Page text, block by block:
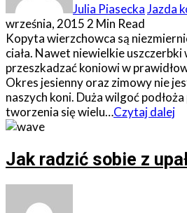
Julia PiaseckaJazda
września, 2015 2 Min Read
Kopyta wierzchowca są
ciała. Nawet niewielkie
przeszkadzać koniowi w
Okres jesienny oraz zimowy nie
naszych koni. Duża wilgoć
tworzenia się wielu…Czytaj dalej
Jak radzić sobie z